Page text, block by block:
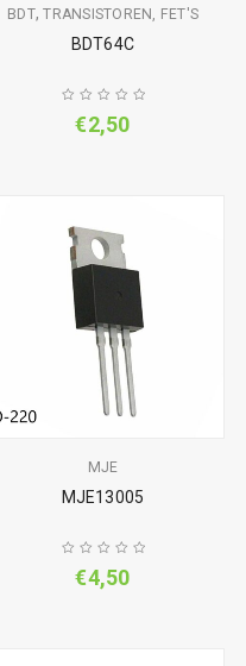
BDT,TRANSISTOREN, FET'S
BDT64C
€2,50
MJE
MJE13005
€4,50